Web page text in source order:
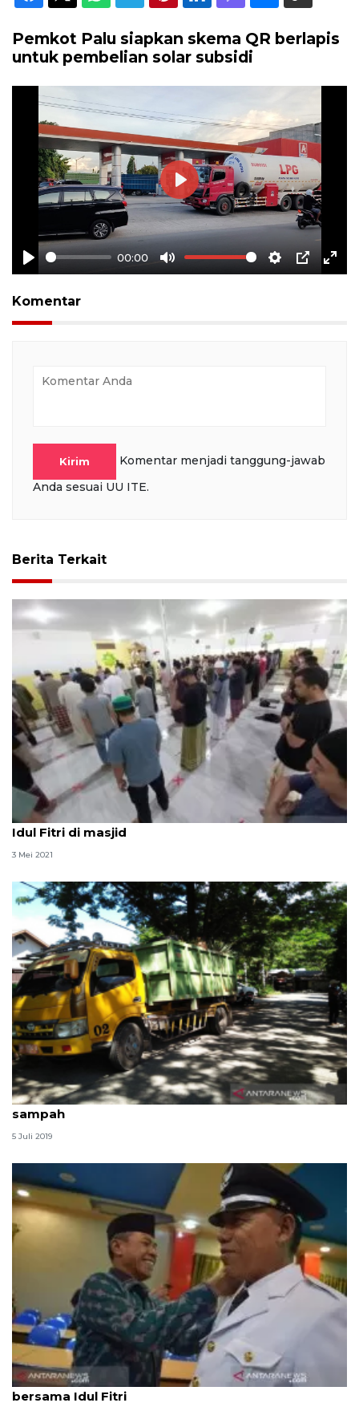
Pemkot Palu siapkan skema QR berlapis
untuk pembelian solar subsidi
Play
00:00
Mute Settings
PIP
Play
Komentar
Kirim
Komentar menjadi tanggung-jawab
Anda sesuai UU ITE.
Berita Terkait
Pemkot Palu pertimbangkan keluarkan izin shalat
Idul Fitri di masjid
3 Mei 2021
Pemerintah Palu harus tingkatkan penanganan
sampah
5 Juli 2019
PNS di sejumlah OPD di Pemkot Palu tidak cuti
bersama Idul Fitri